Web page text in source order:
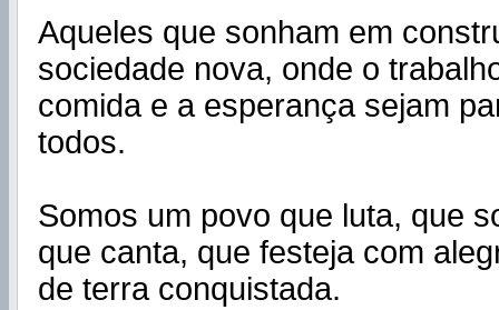
Aqueles que sonham em
sociedade nova, onde o
comida e a esperança sejam
todos.
Somos um povo que luta, que
que canta, que festeja com
de terra conquistada.